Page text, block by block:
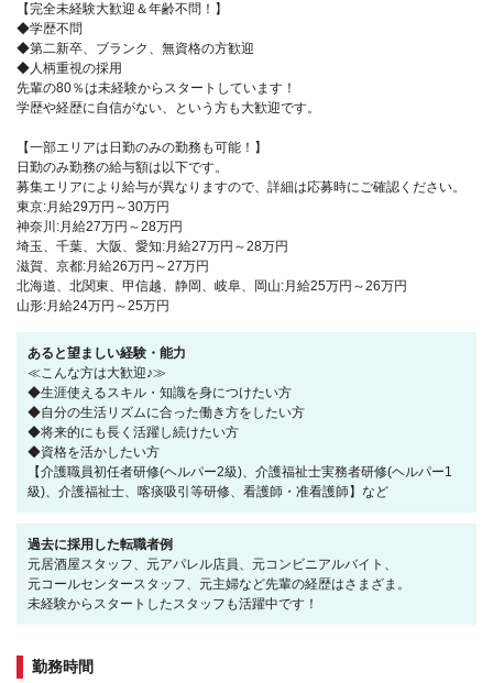
【完全未経験大歓迎＆年齢不問！】
◆学歴不問
◆第二新卒、ブランク、無資格の方歓迎
◆人柄重視の採用
先輩の80％は未経験からスタートしています！
学歴や経歴に自信がない、という方も大歓迎です。
【一部エリアは日勤のみの勤務も可能！】
日勤のみ勤務の給与額は以下です。
募集エリアにより給与が異なりますので、詳細は応募時にご確認ください。
東京:月給29万円～30万円
神奈川:月給27万円～28万円
埼玉、千葉、大阪、愛知:月給27万円～28万円
滋賀、京都:月給26万円～27万円
北海道、北関東、甲信越、静岡、岐阜、岡山:月給25万円～26万円
山形:月給24万円～25万円
あると望ましい経験・能力
≪こんな方は大歓迎♪≫
◆生涯使えるスキル・知識を身につけたい方
◆自分の生活リズムに合った働き方をしたい方
◆将来的にも長く活躍し続けたい方
◆資格を活かしたい方
【介護職員初任者研修(ヘルパー2級)、介護福祉士実務者研修(ヘルパー1
級)、介護福祉士、喀痰吸引等研修、看護師・准看護師】など
過去に採用した転職者例
元居酒屋スタッフ、元アパレル店員、元コンビニアルバイト、
元コールセンタースタッフ、元主婦など先輩の経歴はさまざま。
未経験からスタートしたスタッフも活躍中です！
勤務時間